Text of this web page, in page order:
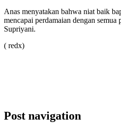
Anas menyatakan bahwa niat baik
mencapai perdamaian dengan
Supriyani.
( redx)
Post navigation